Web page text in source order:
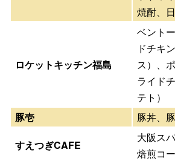
焼酎、
ロケットキッチン福島
ベント
ドチキ
ス）、
ライド
テト）
豚壱
豚丼、
すえつぎCAFE
大阪ス
焙煎コ